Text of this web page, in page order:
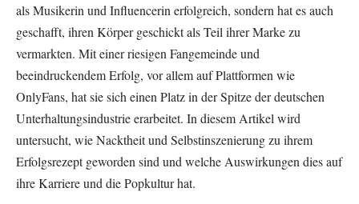
als Musikerin und Influencerin erfolgreich, sondern hat es auch
geschafft, ihren Körper geschickt als Teil ihrer Marke zu
vermarkten. Mit einer riesigen Fangemeinde und
beeindruckendem Erfolg, vor allem auf Plattformen wie
OnlyFans, hat sie sich einen Platz in der Spitze der deutschen
Unterhaltungsindustrie erarbeitet. In diesem Artikel wird
untersucht, wie Nacktheit und Selbstinszenierung zu ihrem
Erfolgsrezept geworden sind und welche Auswirkungen dies auf
ihre Karriere und die Popkultur hat.